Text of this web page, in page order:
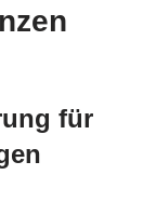
für